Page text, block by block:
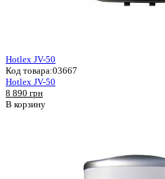
Hotlex JV-50
Код товара:03667
Hotlex JV-50
8 890 грн
В корзину